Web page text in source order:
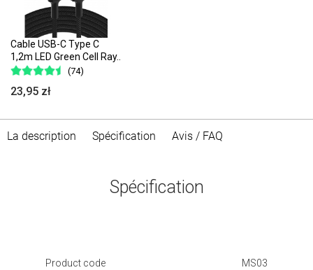
Cable USB-C Type C
1,2m LED Green Cell Ray..
(74)
23,95 zł
La description Spécification Avis / FAQ
Spécification
Product code MS03